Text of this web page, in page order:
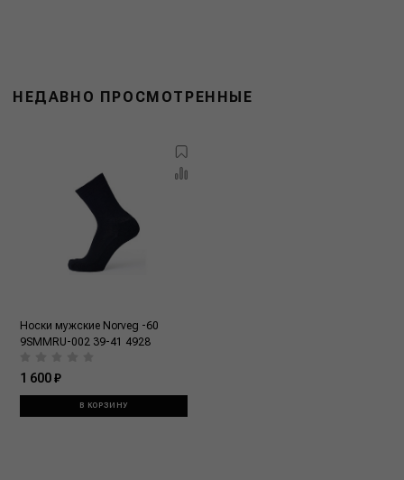
НЕДАВНО ПРОСМОТРЕННЫЕ
Носки мужские Norveg -60
9SMMRU-002 39-41 4928
1 600 ₽
В КОРЗИНУ